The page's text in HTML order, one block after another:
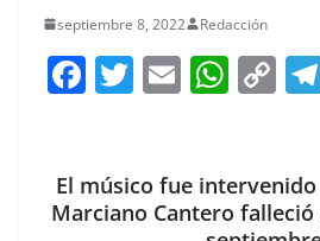
septiembre 8, 2022 Redacción
F
e
b
T
er
E
l
W
s
A
C
y
Li
El músico fue
Marciano Cantero falleció